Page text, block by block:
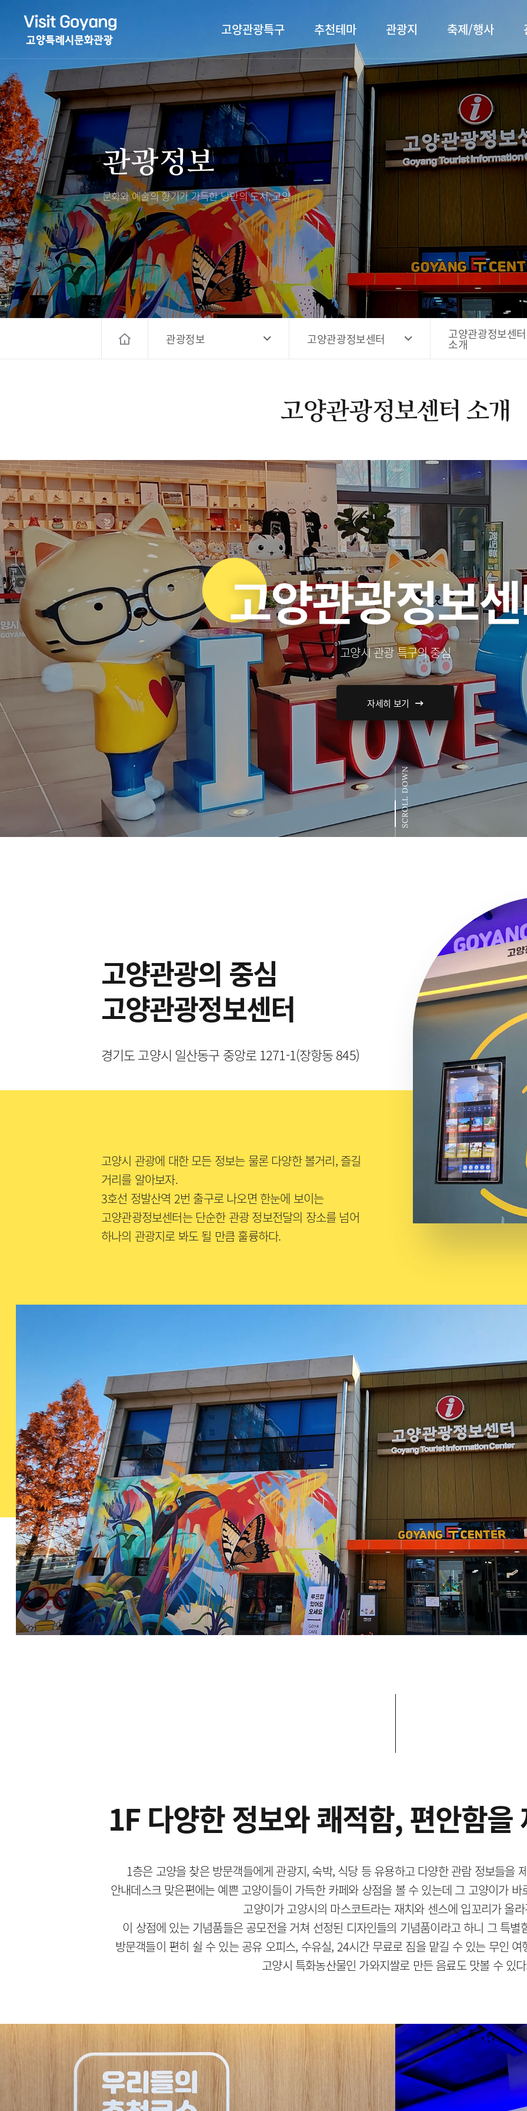
고양관광특구 추천테마
관광특화거리
TV속 고양 나들이
야경 나들이
자전거 나들이
도보관광 나들이
DMZ평화의길
행주산성
서오릉/서삼릉
전시관/박물관
장항
누리길
벚꽃명
고양시 예술창작공간 해움
고양시 예술창작공간 새들
관광지 축제/행사
대표축제
축제/행사
행사소개
프로그램 안내
사전신청
자주 묻는 질문
고양관광정보센터 소개
층별안내
편의시설
오시는길
대표먹거리
전통시장
템플스테이
숙박 정보
쇼핑 정보
문화
해설사
고양시관광협의회
고양컨벤션뷰로
경기관광
대한민국 구석구석
공지사항
홍보영상
전자관광지도 다도라
관광안내홍보물
관광정보
문화와 예술의 향기가 가득한낭만의 도시, 고양
관광정보 고양관광정보센터 고양관광정보센터
소개
고양관광정보센터 소개
고양관광정보
고양시 관광 특구의 중심
자세히 보기
SCROLL DOWN
고양관광의 중심
고양관광정보센터
경기도 고양시 일산동구 중앙로 1271-1(장항동 845)
고양시 관광에 대한 모든 정보는 물론 다양한 볼거리, 즐길
거리를 알아보자.
3호선 정발산역 2번 출구로 나오면 한눈에 보이는
고양관광정보센터는 단순한 관광 정보전달의 장소를 넘어
하나의 관광지로 봐도 될 만큼 훌륭하다.
1F 다양한 정보와 쾌적함, 편안함을
1층은 고양을 찾은 방문객들에게 관광지, 숙박, 식당 등 유용하고 다양한 관람 정보들을
안내데스크 맞은편에는 예쁜 고양이들이 가득한 카페와 상점을 볼 수 있는데 그 고양이가 바
고양이가 고양시의 마스코트라는 재치와 센스에 입꼬리가 올
이 상점에 있는 기념품들은 공모전을 거쳐 선정된 디자인들의 기념품이라고 하니 그 특
방문객들이 편히 쉴 수 있는 공유 오피스, 수유실, 24시간 무료로 짐을 맡길 수 있는 무인
고양시 특화농산물인 가와지쌀로 만든 음료도 맛볼 수 있